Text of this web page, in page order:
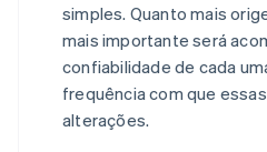
simples. Quanto mais
mais importante será
confiabilidade de cada
frequência com que
alterações.